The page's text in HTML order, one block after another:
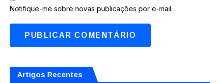
Notifique-me sobre novas publicações por e-mail.
Artigos Recentes